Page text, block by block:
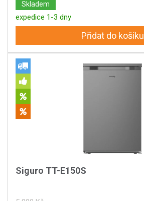
Skladem
expedice 1-3 dny
Přidat do košíku
Siguro TT-E150S